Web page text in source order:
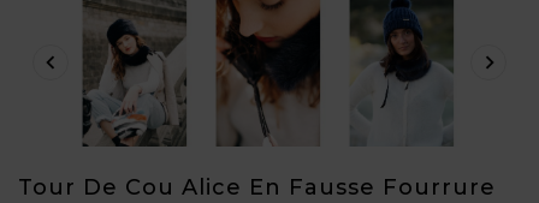
 
Tour De Cou Alice En Fausse Fourrure